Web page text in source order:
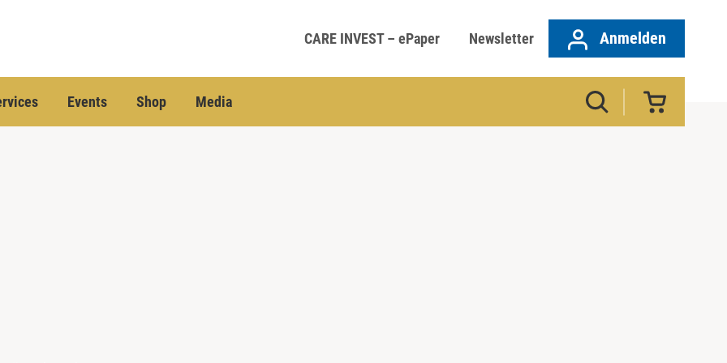
CARE INVEST – ePaper Newsletter Anmelden
Events Shop Media